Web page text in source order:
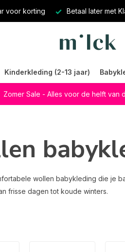
voor korting Betaal later met
Kinderkleding (2-13 jaar)
Zomer Sale - Alles voor de helft van
wollen babykleding die je
frisse dagen tot koude winters.